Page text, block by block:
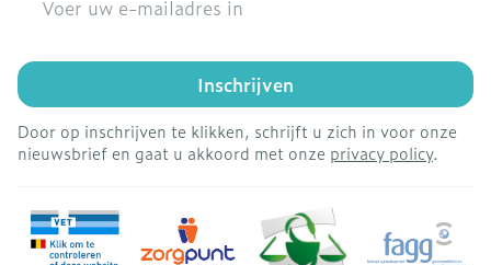
Inschrijven
Door op inschrijven te klikken, schrijft u zich in voor onze
nieuwsbrief en gaat u akkoord met onze privacy policy.